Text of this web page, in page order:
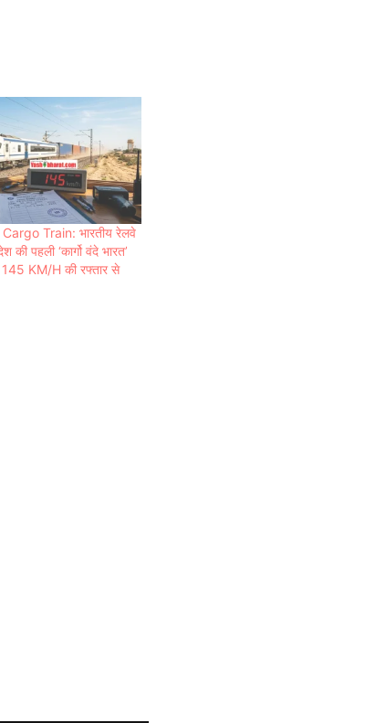
Train: भारतीय रेलवे
की पहली ‘कार्गो वंदे भारत’
KM/H की रफ्तार से